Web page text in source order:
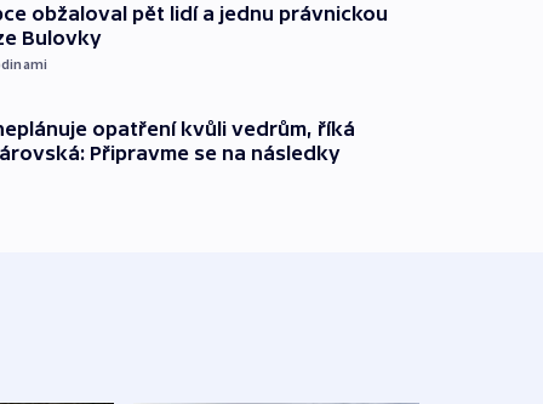
obžaloval pět lidí a jednu právnickou
Bulovky
opatření kvůli vedrům, říká
Připravme se na následky